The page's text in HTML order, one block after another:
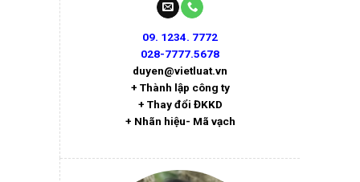
09. 1234. 7772
028-7777.5678
duyen@vietluat.vn
+ Thành lập công ty
+ Thay đổi ĐKKD
+ Nhãn hiệu- Mã vạch